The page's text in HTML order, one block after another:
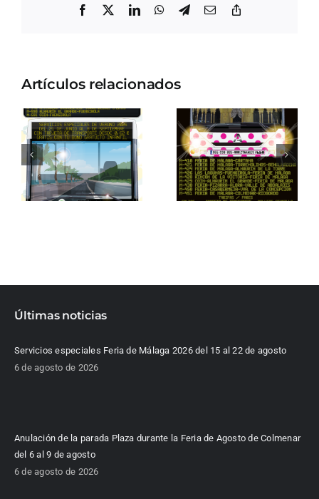
Facebook LinkedInWhatsApp
Telegram
Correo
Artículos relacionados
Últimas noticias
Servicios especiales Feria de Málaga 2026 del 15 al 22 de agosto
6 de agosto de 2026
Anulación de la parada Plaza durante la Feria de Agosto de Colmenar
del 6 al 9 de agosto
6 de agosto de 2026